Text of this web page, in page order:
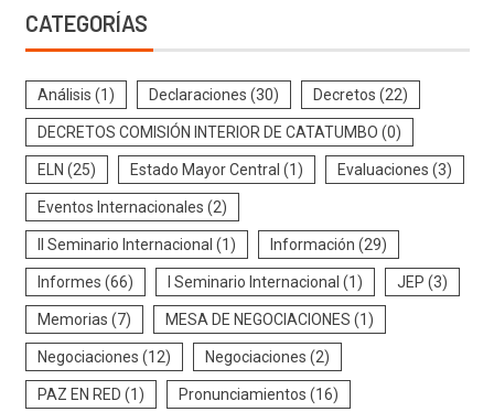
CATEGORÍAS
Análisis (1) Declaraciones (30) Decretos (22)
DECRETOS COMISIÓN INTERIOR DE CATATUMBO (0)
ELN (25) Estado Mayor Central (1) Evaluaciones (3)
Eventos Internacionales (2)
II Seminario Internacional (1) Información (29)
Informes (66) I Seminario Internacional (1) JEP (3)
Memorias (7) MESA DE NEGOCIACIONES (1)
Negociaciones (12) Negociaciones (2)
PAZ EN RED (1) Pronunciamientos (16)